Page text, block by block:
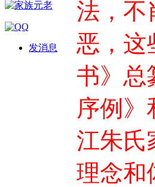
发消息
法，不
恶，这
书》总
序例》
江朱氏
理念和